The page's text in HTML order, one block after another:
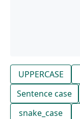
UPPERCASE
Sentence case
snake_case